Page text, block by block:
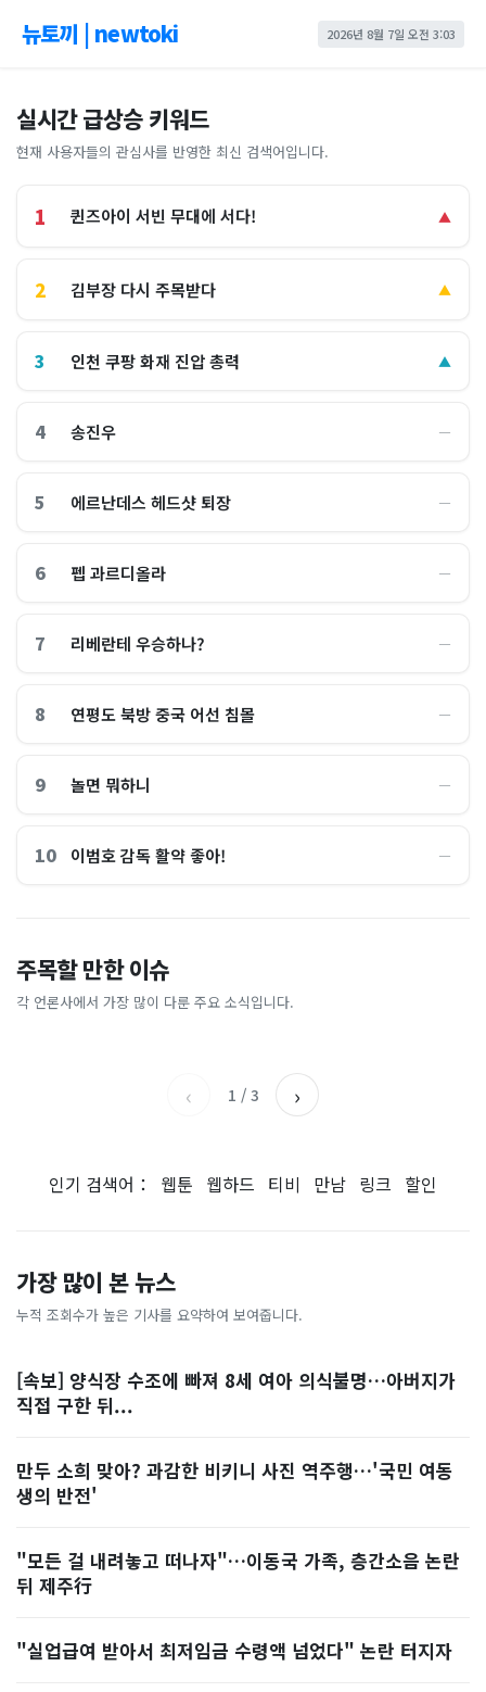
뉴토끼 | newtoki 2026년 8월 7일 오전 3:03
실시간 급상승 키워드
현재 사용자들의 관심사를 반영한 최신 검색어입니다.
1 퀸즈아이 서빈 무대에 서다! ▲
2 김부장 다시 주목받다 ▲
3 인천 쿠팡 화재 진압 총력 ▲
4 송진우 ―
5 에르난데스 헤드샷 퇴장 ―
6 펩 과르디올라 ―
7 리베란테 우승하나? ―
8 연평도 북방 중국 어선 침몰 ―
9 놀면 뭐하니 ―
10 이범호 감독 활약 좋아! ―
주목할 만한 이슈
각 언론사에서 가장 많이 다룬 주요 소식입니다.
홈플러스, 2000억원으로 '시
간'을 샀다
비즈워치
왜?매일경제
[날씨] 오늘 밤 또 내린다...내
륙 중심 최대 150mm
졌다...국산 53개 중소기업이
‹ 1 / 3 ›
인기 검색어： 웹툰 웹하드 티비 만남 링크 할인
가장 많이 본 뉴스
누적 조회수가 높은 기사를 요약하여 보여줍니다.
[속보] 양식장 수조에 빠져 8세 여아 의식불명…아버지가
직접 구한 뒤...
만두 소희 맞아? 과감한 비키니 사진 역주행…'국민 여동
생의 반전'
"모든 걸 내려놓고 떠나자"…이동국 가족, 층간소음 논란
뒤 제주行
"실업급여 받아서 최저임금 수령액 넘었다" 논란 터지자